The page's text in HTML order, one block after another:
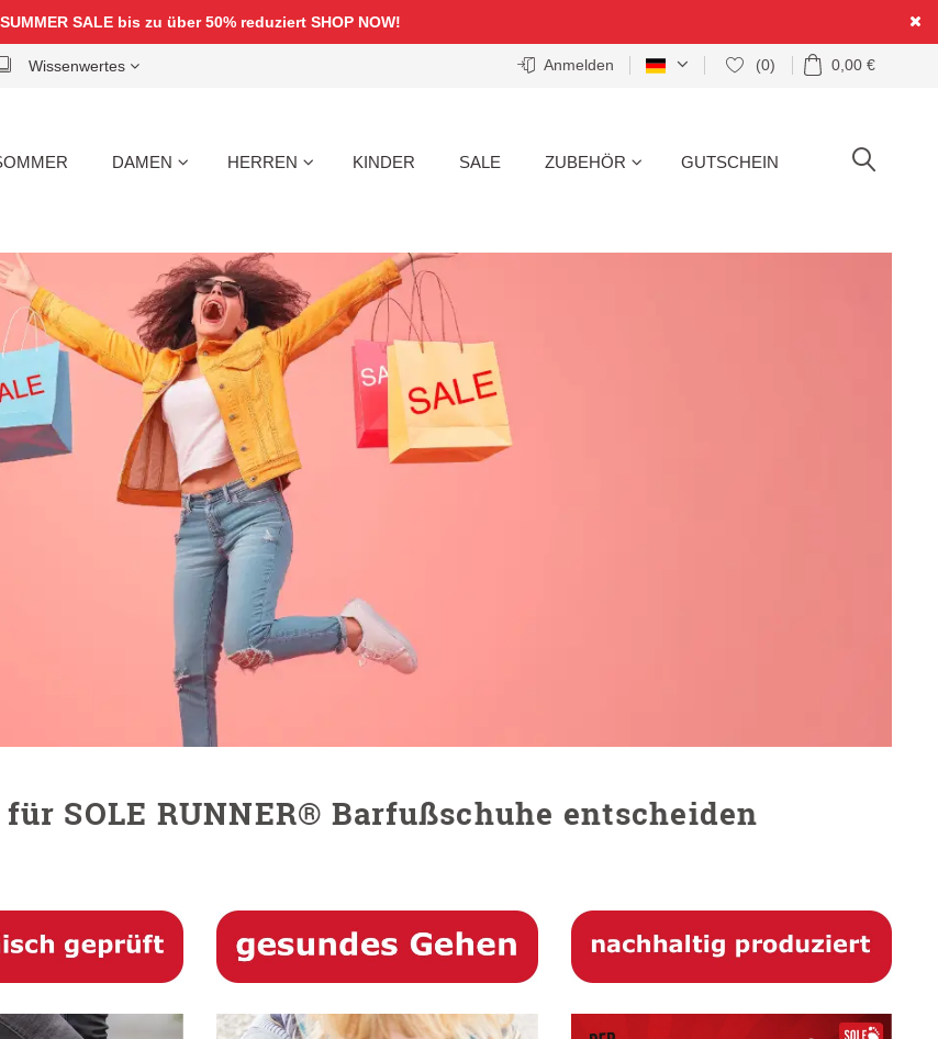
SUMMER SALE bis zu über 50% reduziert SHOP NOW!
Wissenwertes Anmelden (0) 0,00 €
DAMEN HERREN KINDER SALE ZUBEHÖR GUTSCHEIN
SOLE RUNNER® Barfußschuhe entscheiden